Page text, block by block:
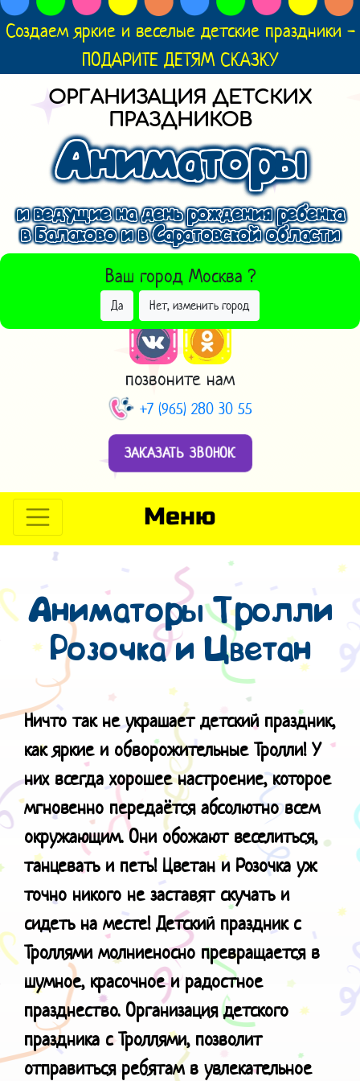
Создаем яркие и веселые детские праздники -
ПОДАРИТЕ ДЕТЯМ СКАЗКУ
ОРГАНИЗАЦИЯ ДЕТСКИХ
ПРАЗДНИКОВ
Аниматоры
и ведущие на день рождения ребенка
в Балаково и в Саратовской области
Ваш город Москва ?
Да Нет, изменить город
ВЫБРАТЬ ДРУГОЙ ГОРОД
позвоните нам
+7 (965) 280 30 55
ЗАКАЗАТЬ ЗВОНОК
Меню
Аниматоры Тролли
Розочка и Цветан
Ничто так не украшает детский праздник,
как яркие и обворожительные Тролли! У
них всегда хорошее настроение, которое
мгновенно передаётся абсолютно всем
окружающим. Они обожают веселиться,
танцевать и петь! Цветан и Розочка уж
точно никого не заставят скучать и
сидеть на месте! Детский праздник с
Троллями молниеносно превращается в
шумное, красочное и радостное
празднество. Организация детского
праздника с Троллями, позволит
отправиться ребятам в увлекательное